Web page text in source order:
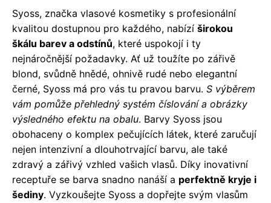
Syoss, značka vlasové kosmetiky s profesionální
kvalitou dostupnou pro každého, nabízí širokou
škálu barev a odstínů, které uspokojí i ty
nejnáročnější požadavky. Ať už toužíte po zářivě
blond, svůdně hnědé, ohnivě rudé nebo elegantní
černé, Syoss má pro vás tu pravou barvu. S výběrem
vám pomůže přehledný systém číslování a obrázky
výsledného efektu na obalu. Barvy Syoss jsou
obohaceny o komplex pečujících látek, které zaručují
nejen intenzivní a dlouhotrvající barvu, ale také
zdravý a zářivý vzhled vašich vlasů. Díky inovativní
receptuře se barva snadno nanáší a perfektně kryje i
šediny. Vyzkoušejte Syoss a dopřejte svým vlasům